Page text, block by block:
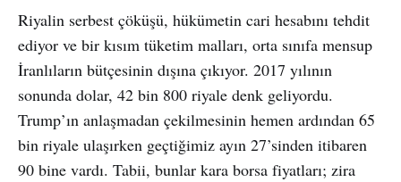
Riyalin serbest çöküşü, hükümetin cari hesabını tehdit
ediyor ve bir kısım tüketim malları, orta sınıfa mensup
İranlıların bütçesinin dışına çıkıyor. 2017 yılının
sonunda dolar, 42 bin 800 riyale denk geliyordu.
Trump’ın anlaşmadan çekilmesinin hemen ardından 65
bin riyale ulaşırken geçtiğimiz ayın 27’sinden itibaren
90 bine vardı. Tabii, bunlar kara borsa fiyatları; zira